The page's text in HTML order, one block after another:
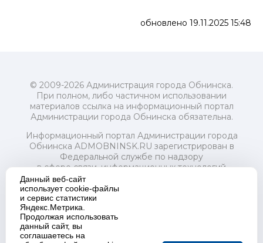
обновлено 19.11.2025 15:48
© 2009-2026 Администрация города Обнинска.
При полном, либо частичном использовании
материалов ссылка на информационный портал
Администрации города Обнинска обязательна.
Информационный портал Администрации города
Обнинска ADMOBNINSK.RU зарегистрирован в
Федеральной службе по надзору
в сфере связи, информационных технологий
и массовых коммуникаций (Роскомнадзор) 24 июля
2018 года.
Свидетельство о регистрации Эл № ФС77-73321
Учредитель: Администрация (исполнительно-
распорядительный орган) городского округа "Город
Обнинск". Главный редактор: Байкова Е.А.
Данный веб-сайт
использует cookie-файлы
и сервис статистики
Яндекс.Метрика.
Продолжая использовать
данный сайт, вы
соглашаетесь на